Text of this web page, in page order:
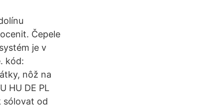
Čepele
je v
kód:
nôž na
HU DE PL
sólovat od